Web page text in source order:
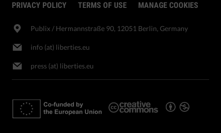
PRIVACY POLICY TERMS OF USE MANAGE COOKIES
Publix​ / Hermannstraße 90, 12051 Berlin, Germany
info (at) liberties.eu
press (at) liberties.eu